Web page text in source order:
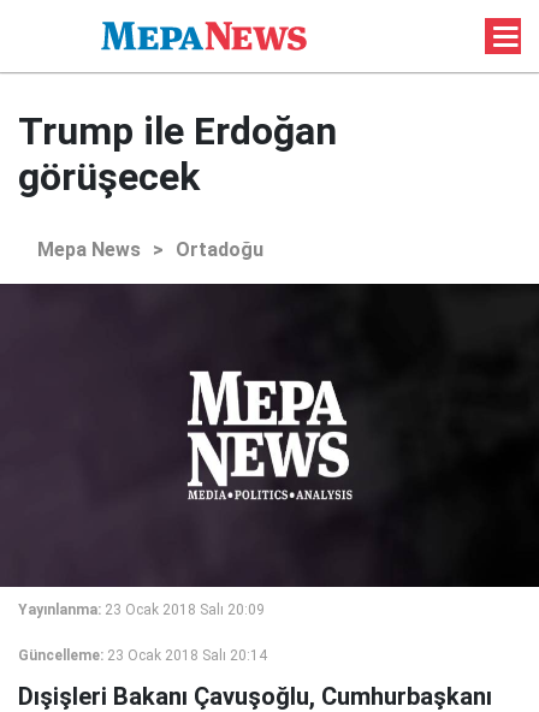
Trump ile Erdoğan
görüşecek
Mepa News > Ortadoğu
Yayınlanma: 23 Ocak 2018 Salı 20:09
Güncelleme: 23 Ocak 2018 Salı 20:14
Dışişleri Bakanı Çavuşoğlu, Cumhurbaşkanı